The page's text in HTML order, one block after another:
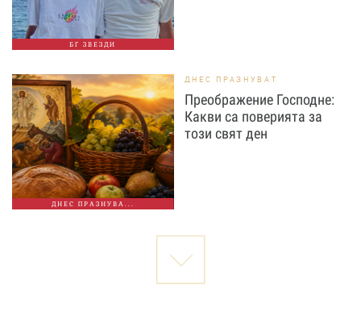
БГ ЗВЕЗДИ
ДНЕС ПРАЗНУВА...
ДНЕС ПРАЗНУВАТ
Преображение Господне:
Какви са поверията за
този свят ден